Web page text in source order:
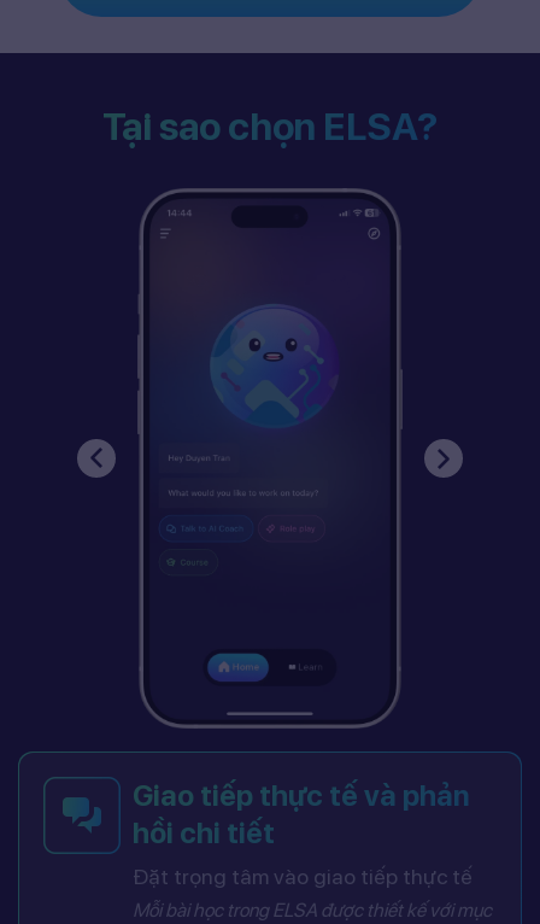
Tại sao chọn ELSA?
Giao tiếp thực tế và phản
hồi chi tiết
Đặt trọng tâm vào giao tiếp thực tế
Mỗi bài học trong ELSA được thiết kế với mục